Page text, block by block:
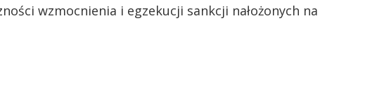
wzmocnienia i egzekucji sankcji nałożonych na